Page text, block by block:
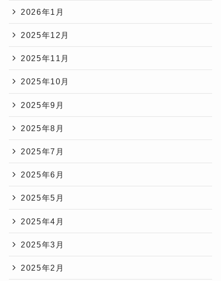
2026年1月
2025年12月
2025年11月
2025年10月
2025年9月
2025年8月
2025年7月
2025年6月
2025年5月
2025年4月
2025年3月
2025年2月